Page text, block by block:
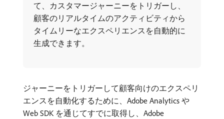
て、カスタマージャーニーをトリガーし、
顧客のリアルタイムのアクティビティから
タイムリーなエクスペリエンスを自動的に
生成できます。
ジャーニーをトリガーして顧客向けのエクスペリ
エンスを自動化するために、Adobe Analytics や
Web SDK を通じてすでに取得し、Adobe